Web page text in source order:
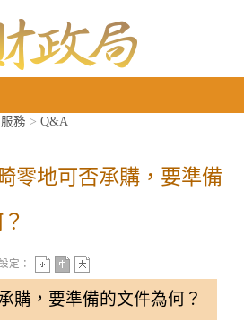
務 > Q&A
零地可否承購，要準備
定：
購，要準備的文件為何？